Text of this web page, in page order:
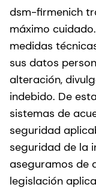
dsm-firmenich
máximo
medidas
sus datos
alteración,
indebido. De
sistemas de
seguridad
seguridad de la
aseguramos de
legislación